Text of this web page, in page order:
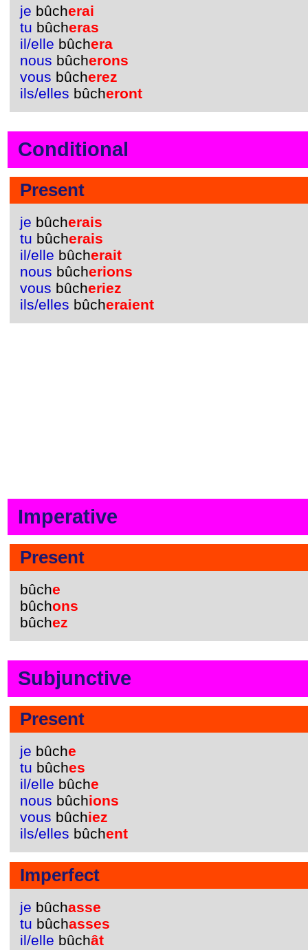
je bûcherai
tu bûcheras
il/elle bûchera
nous bûcherons
vous bûcherez
ils/elles bûcheront
Conditional
Present
je bûcherais
tu bûcherais
il/elle bûcherait
nous bûcherions
vous bûcheriez
ils/elles bûcheraient
Imperative
Present
bûche
bûchons
bûchez
Subjunctive
Present
je bûche
tu bûches
il/elle bûche
nous bûchions
vous bûchiez
ils/elles bûchent
Imperfect
je bûchasse
tu bûchasses
il/elle bûchât